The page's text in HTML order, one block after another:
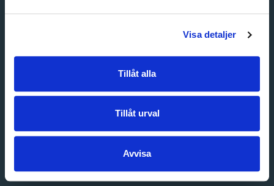
Visa detaljer
Tillåt alla
Tillåt urval
Avvisa